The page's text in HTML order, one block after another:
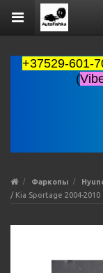
+37529-601-
(
Фаркопы
/ Kia Sportage 2004-2010